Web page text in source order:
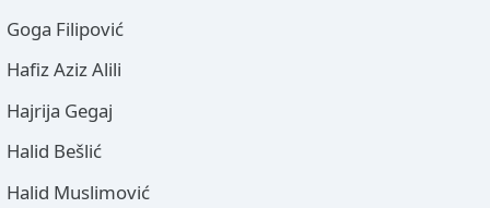
Goga Filipović
Hafiz Aziz Alili
Hajrija Gegaj
Halid Bešlić
Halid Muslimović